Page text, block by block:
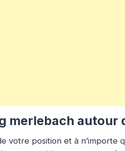
merlebach autour
votre position et à n’importe